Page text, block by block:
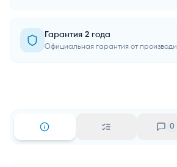
Гарантия 2 года
Официальная гарантия от
0